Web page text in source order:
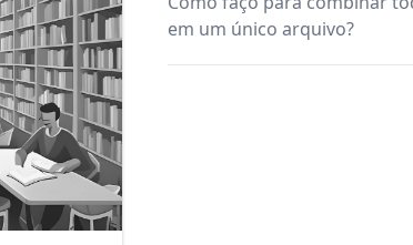
em um único arquivo?